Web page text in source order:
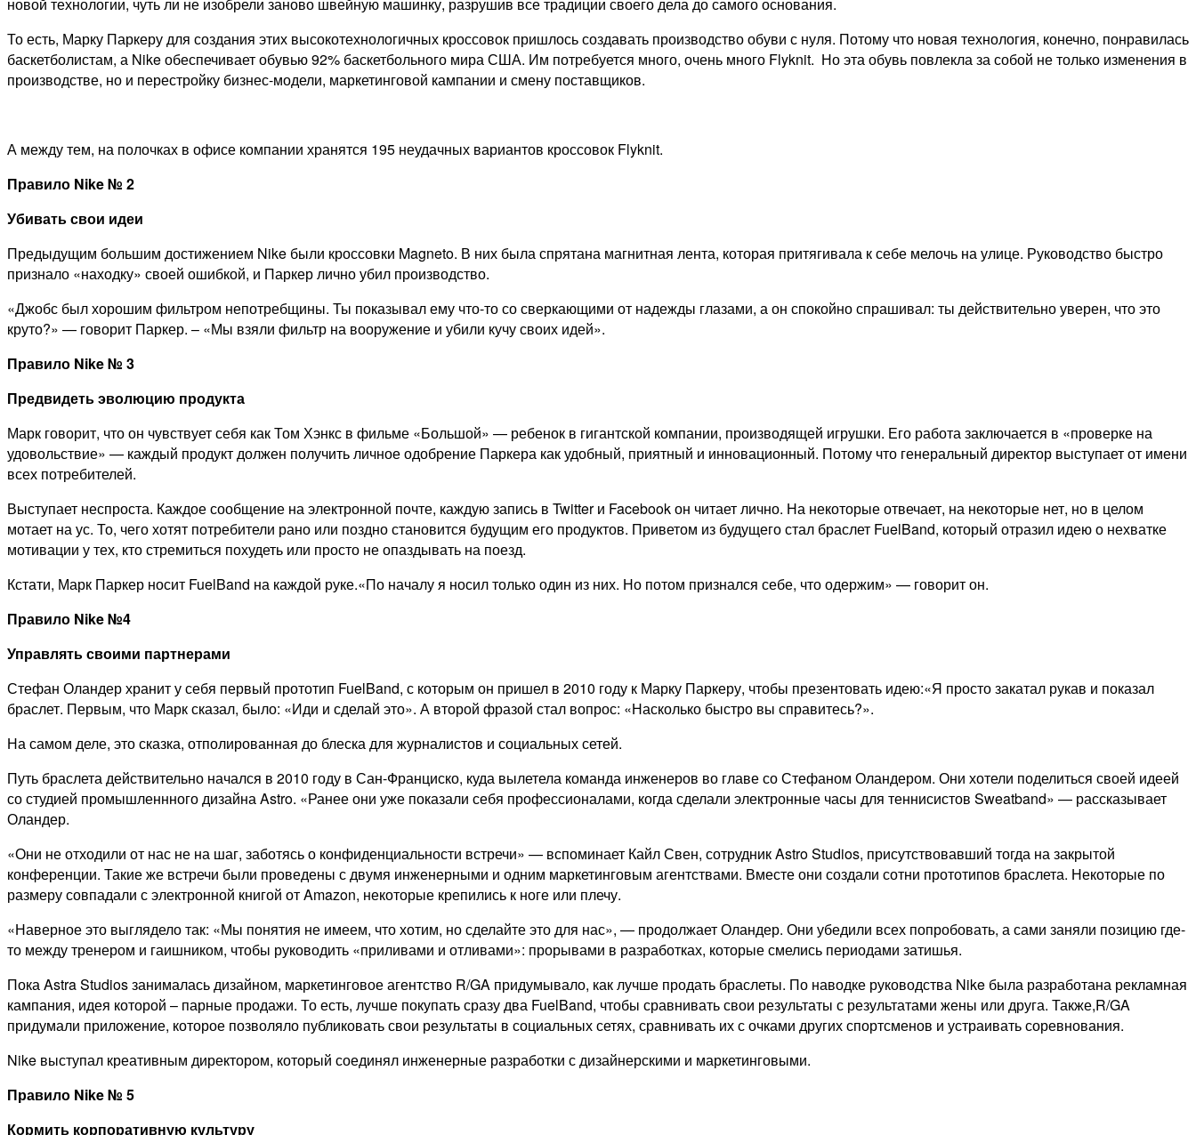
То есть, Марку Паркеру для создания этих высокотехнологичных кроссовок пришлось создавать производство обуви с нуля. Потому что новая технология, конечно, понравилась
баскетболистам, а Nike обеспечивает обувью 92% баскетбольного мира США. Им потребуется много, очень много Flyknit. Но эта обувь повлекла за собой не только изменения в
производстве, но и перестройку бизнес-модели, маркетинговой кампании и смену поставщиков.
А между тем, на полочках в офисе компании хранятся 195 неудачных вариантов кроссовок Flyknit.
Правило Nike № 2
Убивать свои идеи
Предыдущим большим достижением Nike были кроссовки Magneto. В них была спрятана магнитная лента, которая притягивала к себе мелочь на улице. Руководство быстро
признало «находку» своей ошибкой, и Паркер лично убил производство.
«Джобс был хорошим фильтром непотребщины. Ты показывал ему что-то со сверкающими от надежды глазами, а он спокойно спрашивал: ты действительно уверен, что это
круто?» — говорит Паркер. – «Мы взяли фильтр на вооружение и убили кучу своих идей».
Правило Nike№ 3
Предвидеть эволюцию продукта
Марк говорит, что он чувствует себя как Том Хэнкс в фильме «Большой» — ребенок в гигантской компании, производящей игрушки. Его работа заключается в «проверке на
удовольствие» — каждый продукт должен получить личное одобрение Паркера как удобный, приятный и инновационный. Потому что генеральный директор выступает от имени
всех потребителей.
Выступает неспроста. Каждое сообщение на электронной почте, каждую запись в Twitter и Facebook он читает лично. На некоторые отвечает, на некоторые нет, но в целом
мотает на ус. То, чего хотят потребители рано или поздно становится будущим его продуктов. Приветом из будущего стал браслет FuelBand, который отразил идею о нехватке
мотивации у тех, кто стремиться похудеть или просто не опаздывать на поезд.
Кстати, Марк Паркер носит FuelBand на каждой руке.«По началу я носил только один из них. Но потом признался себе, что одержим» — говорит он.
Правило Nike№4
Управлять своими партнерами
Стефан Оландер хранит у себя первый прототип FuelBand, с которым он пришел в 2010 году к Марку Паркеру, чтобы презентовать идею:«Я просто закатал рукав и показал
браслет. Первым, что Марк сказал, было: «Иди и сделай это». А второй фразой стал вопрос: «Насколько быстро вы справитесь?».
На самом деле, это сказка, отполированная до блеска для журналистов и социальных сетей.
Путь браслета действительно начался в 2010 году в Сан-Франциско, куда вылетела команда инженеров во главе со Стефаном Оландером. Они хотели поделиться своей идеей
со студией промышленнного дизайна Astro. «Ранее они уже показали себя профессионалами, когда сделали электронные часы для теннисистов Sweatband» — рассказывает
Оландер.
«Они не отходили от нас не на шаг, заботясь о конфиденциальности встречи» — вспоминает Кайл Свен, сотрудник Astro Studios, присутствовавший тогда на закрытой
конференции. Такие же встречи были проведены с двумя инженерными и одним маркетинговым агентствами. Вместе они создали сотни прототипов браслета. Некоторые по
размеру совпадали с электронной книгой от Amazon, некоторые крепились к ноге или плечу.
«Наверное это выглядело так: «Мы понятия не имеем, что хотим, но сделайте это для нас», — продолжает Оландер. Они убедили всех попробовать, а сами заняли позицию где-
то между тренером и гаишником, чтобы руководить «приливами и отливами»: прорывами в разработках, которые смелись периодами затишья.
Пока Astra Studios занималась дизайном, маркетинговое агентство R/GA придумывало, как лучше продать браслеты. По наводке руководства Nike была разработана рекламная
кампания, идея которой – парные продажи. То есть, лучше покупать сразу два FuelBand, чтобы сравнивать свои результаты с результатами жены или друга. Также,R/GA
придумали приложение, которое позволяло публиковать свои результаты в социальных сетях, сравнивать их с очками других спортсменов и устраивать соревнования.
Nike выступал креативным директором, который соединял инженерные разработки с дизайнерскими и маркетинговыми.
Правило Nike№ 5
Кормить корпоративную культуру